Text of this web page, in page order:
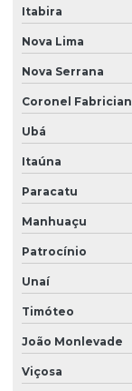
Itabira
Nova Lima
Nova Serrana
Coronel
Ubá
Itaúna
Paracatu
Manhuaçu
Patrocínio
Unaí
Timóteo
João Monlevade
Viçosa